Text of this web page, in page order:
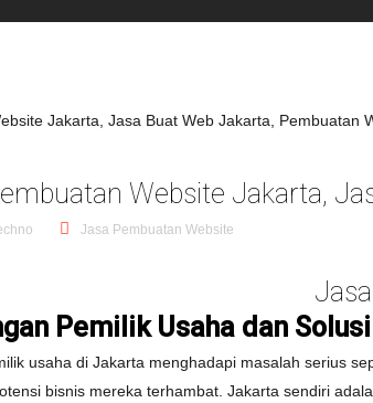
Website Jakarta,
Jasa Pembuatan Website
Pemilik Usaha dan
usaha di Jakarta menghadapi masalah serius
bisnis mereka terhambat. Jakarta sendiri